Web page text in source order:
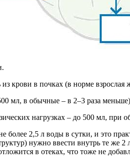
крови в почках (в норме
мл, в обычные – в 2–3 раза
нагрузках – до 500 мл, при
более 2,5 л воды в сутки, и это
нужно ввести внутрь те же
в отеках, что тоже не